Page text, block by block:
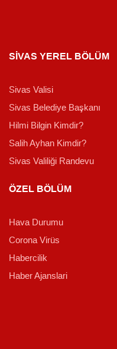
SİVAS YEREL BÖLÜM
Sivas Valisi
Sivas Belediye Başkanı
Hilmi Bilgin Kimdir?
Salih Ayhan Kimdir?
Sivas Valiliği Randevu
ÖZEL BÖLÜM
Hava Durumu
Corona Virüs
Habercilik
Haber Ajanslari